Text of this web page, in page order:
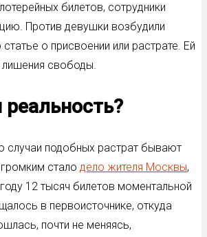
билетов, сотрудники
Против девушки возбудили
о присвоении или растрате. Ей
лишения свободы.
случаи подобных растрат бывают
стало дело жителя Москвы,
12 тысяч билетов моментальной
в первоисточнике, откуда
почти не меняясь,